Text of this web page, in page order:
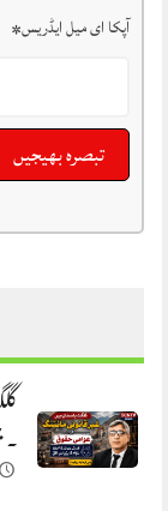
آپکا ای میل ایڈریس*
.